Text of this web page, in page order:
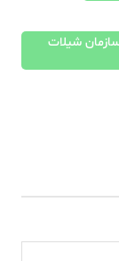
شیلات